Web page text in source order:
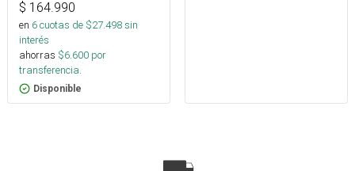
$ 164.990
en 6cuotas de $27.498sin
interés
ahorras $6.600 por
transferencia.
Disponible